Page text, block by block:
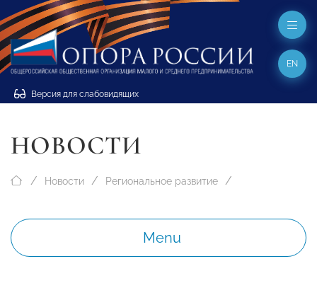
Версия для слабовидящих
EN
НОВОСТИ
Новости Региональное развитие
Menu